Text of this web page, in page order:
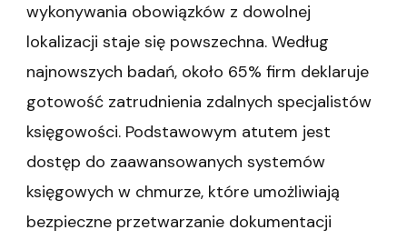
wykonywania obowiązków z dowolnej
lokalizacji staje się powszechna. Według
najnowszych badań, około 65% firm deklaruje
gotowość zatrudnienia zdalnych specjalistów
księgowości. Podstawowym atutem jest
dostęp do zaawansowanych systemów
księgowych w chmurze, które umożliwiają
bezpieczne przetwarzanie dokumentacji